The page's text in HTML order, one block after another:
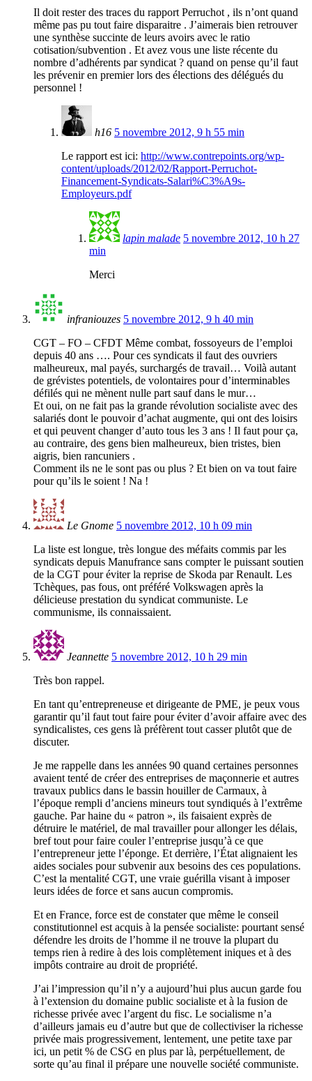
Il doit rester des traces du rapport Perruchot , ils n’ont quand
même pas pu tout faire disparaitre . J’aimerais bien retrouver
une synthèse succinte de leurs avoirs avec le ratio
cotisation/subvention . Et avez vous une liste récente du
nombre d’adhérents par syndicat ? quand on pense qu’il faut
les prévenir en premier lors des élections des délégués du
personnel !
h16 5 novembre 2012, 9 h 55 min
Le rapport est ici: http://www.contrepoints.org/wp-
content/uploads/2012/02/Rapport-Perruchot-
Financement-Syndicats-Salari%C3%A9s-
Employeurs.pdf
lapin malade 5 novembre 2012, 10 h 27
min
Merci
infraniouzes 5 novembre 2012, 9 h 40 min
CGT – FO – CFDT Même combat, fossoyeurs de l’emploi
depuis 40 ans …. Pour ces syndicats il faut des ouvriers
malheureux, mal payés, surchargés de travail… Voilà autant
de grévistes potentiels, de volontaires pour d’interminables
défilés qui ne mènent nulle part sauf dans le mur…
Et oui, on ne fait pas la grande révolution socialiste avec des
salariés dont le pouvoir d’achat augmente, qui ont des loisirs
et qui peuvent changer d’auto tous les 3 ans ! Il faut pour ça,
au contraire, des gens bien malheureux, bien tristes, bien
aigris, bien rancuniers .
Comment ils ne le sont pas ou plus ? Et bien on va tout faire
pour qu’ils le soient ! Na !
Le Gnome 5 novembre 2012, 10 h 09 min
La liste est longue, très longue des méfaits commis par les
syndicats depuis Manufrance sans compter le puissant soutien
de la CGT pour éviter la reprise de Skoda par Renault. Les
Tchèques, pas fous, ont préféré Volkswagen après la
délicieuse prestation du syndicat communiste. Le
communisme, ils connaissaient.
Jeannette 5 novembre 2012, 10 h 29 min
Très bon rappel.
En tant qu’entrepreneuse et dirigeante de PME, je peux vous
garantir qu’il faut tout faire pour éviter d’avoir affaire avec des
syndicalistes, ces gens là préfèrent tout casser plutôt que de
discuter.
Je me rappelle dans les années 90 quand certaines personnes
avaient tenté de créer des entreprises de maçonnerie et autres
travaux publics dans le bassin houiller de Carmaux, à
l’époque rempli d’anciens mineurs tout syndiqués à l’extrême
gauche. Par haine du « patron », ils faisaient exprès de
détruire le matériel, de mal travailler pour allonger les délais,
bref tout pour faire couler l’entreprise jusqu’à ce que
l’entrepreneur jette l’éponge. Et derrière, l’État alignaient les
aides sociales pour subvenir aux besoins des ces populations.
C’est la mentalité CGT, une vraie guérilla visant à imposer
leurs idées de force et sans aucun compromis.
Et en France, force est de constater que même le conseil
constitutionnel est acquis à la pensée socialiste: pourtant sensé
défendre les droits de l’homme il ne trouve la plupart du
temps rien à redire à des lois complètement iniques et à des
impôts contraire au droit de propriété.
J’ai l’impression qu’il n’y a aujourd’hui plus aucun garde fou
à l’extension du domaine public socialiste et à la fusion de
richesse privée avec l’argent du fisc. Le socialisme n’a
d’ailleurs jamais eu d’autre but que de collectiviser la richesse
privée mais progressivement, lentement, une petite taxe par
ici, un petit % de CSG en plus par là, perpétuellement, de
sorte qu’au final il prépare une nouvelle société communiste.